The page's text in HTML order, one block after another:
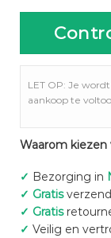
LET OP: Je
aankoop te
Waarom kiezen
✓ Bezorging in
✓ Gratis
✓ Gratis
✓ Veilig en